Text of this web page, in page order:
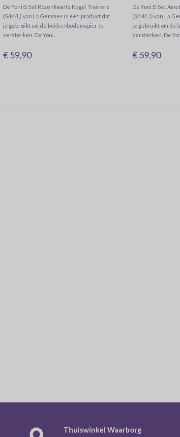
De Yoni Ei Set Rozenkwarts Kegel Trainers
(S/M/L) van La Gemmes is een product dat
je gebruikt om de bekkenbodemspier te
versterken. De Yoni..
€ 59,90
De Yoni Ei Set
(S/M/L)) van La
je gebruikt om de
versterken. De
€ 59,90
Thuiswinkel Waarborg